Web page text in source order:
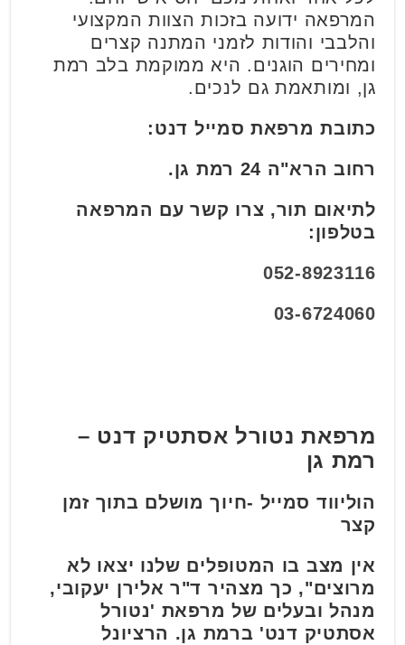
המרפאה ידועה בזכות הצוות המקצועי
והלבבי והודות לזמני המתנה קצרים
ומחירים הוגנים. היא ממוקמת בלב רמת
גן, ומותאמת גם לנכים.
כתובת מרפאת סמייל דנט:
רחוב הרא"ה 24 רמת גן.
לתיאום תור, צרו קשר עם המרפאה
בטלפון:
052-8923116
03-6724060
מרפאת נטורל אסתטיק דנט –
רמת גן
הוליווד סמייל -חיוך מושלם בתוך זמן
קצר
אין מצב בו המטופלים שלנו יצאו לא
מרוצים", כך מצהיר ד"ר אלירן יעקובי,
מנהל ובעלים של מרפאת 'נטורל
אסתטיק דנט' ברמת גן. הרציונל